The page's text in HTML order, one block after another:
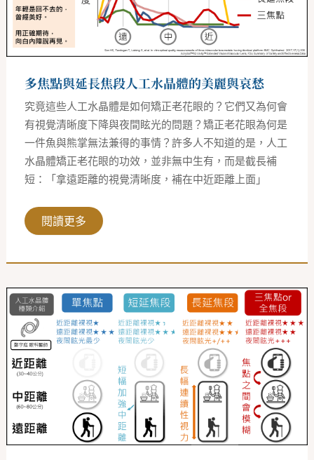
多焦點與延長焦段人工水晶體的美麗與哀愁
究竟這些人工水晶體是如何矯正老花眼的？它們又為何會
有視覺清晰度下降與夜間眩光的問題？矯正老花眼為何是
一件魚與熊掌無法兼得的事情？許多人不知道的是，人工
水晶體矯正老花眼的功效，並非無中生有，而是截長補
短：「拿遠距離的視覺清晰度，補在中近距離上面」
工
水
晶
體
的
美
與
愁
閱讀更多
人
工
水
體
怎
麼
選？
保
vs
費、
多
焦